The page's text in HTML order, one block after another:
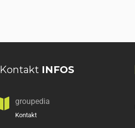
Kontakt INFOS
groupedia
Kontakt